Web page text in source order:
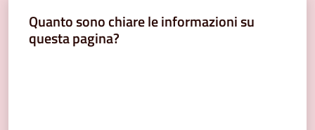
Quanto sono chiare le informazioni su
questa pagina?